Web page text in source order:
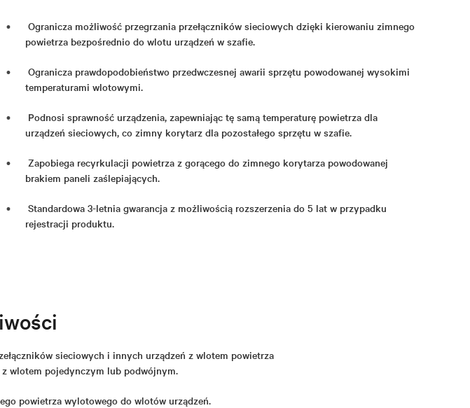
Ogranicza możliwość przegrzania przełączników sieciowych dzięki kierowaniu zimnego
powietrza bezpośrednio do wlotu urządzeń w szafie.
Ogranicza prawdopodobieństwo przedwczesnej awarii sprzętu powodowanej wysokimi
temperaturami wlotowymi.
Podnosi sprawność urządzenia, zapewniając tę samą temperaturę powietrza dla
urządzeń sieciowych, co zimny korytarz dla pozostałego sprzętu w szafie.
Zapobiega recyrkulacji powietrza z gorącego do zimnego korytarza powodowanej
brakiem paneli zaślepiających.
Standardowa 3-letnia gwarancja z możliwością rozszerzenia do 5 lat w przypadku
rejestracji produktu.
sieciowych i innych urządzeń z wlotem powietrza
wlotem pojedynczym lub podwójnym.
powietrza wylotowego do wlotów urządzeń.